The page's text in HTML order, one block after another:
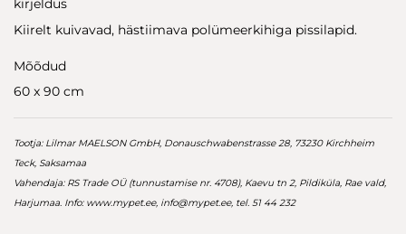
kirjeldus
Kiirelt kuivavad, hästiimava polümeerkihiga pissilapid.
Mõõdud
60 x 90 cm
Tootja: Lilmar MAELSON GmbH, Donauschwabenstrasse 28, 73230 Kirchheim
Teck, Saksamaa
Vahendaja: RS Trade OÜ (tunnustamise nr. 4708), Kaevu tn 2, Pildiküla, Rae vald,
Harjumaa. Info: www.mypet.ee, info@mypet.ee, tel. 51 44 232